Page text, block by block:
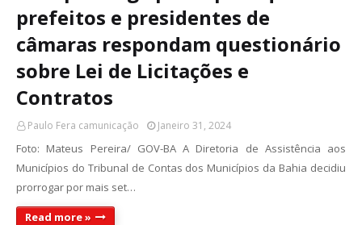
prefeitos e presidentes de
câmaras respondam questionário
sobre Lei de Licitações e
Contratos
Paulo Fera camunicação Janeiro 31, 2024
Foto: Mateus Pereira/ GOV-BA A Diretoria de Assistência aos
Municípios do Tribunal de Contas dos Municípios da Bahia decidiu
prorrogar por mais set…
Read more »